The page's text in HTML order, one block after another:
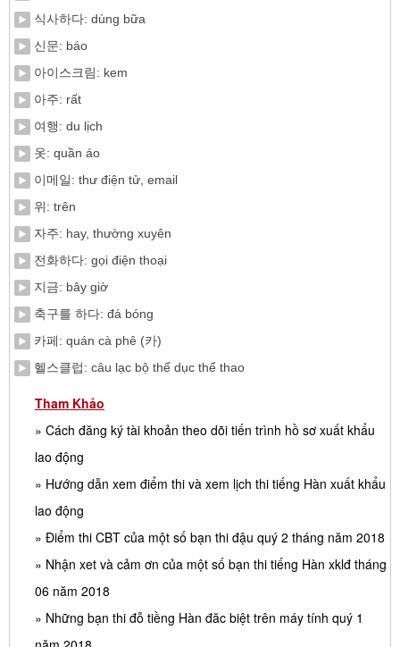
식사하다: dùng bữa
신문: báo
아이스크림: kem
아주: rất
여행: du lịch
옷: quần áo
이메일: thư điện tử, email
위: trên
자주: hay, thường xuyên
전화하다: gọi điện thoại
지금: bây giờ
축구를 하다: đá bóng
카페: quán cà phê (카)
헬스클럽: câu lạc bộ thể dục thể thao
Tham Khảo
» Cách đăng ký tài khoản theo dõi tiến trình hồ sơ xuất khẩu
lao động
» Hướng dẫn xem điểm thi và xem lịch thi tiếng Hàn xuất khẩu
lao động
» Điểm thi CBT của một số bạn thi đậu quý 2 tháng năm 2018
» Nhận xet và cảm ơn của một số bạn thi tiếng Hàn xklđ tháng
06 năm 2018
» Những bạn thi đỗ tiềng Hàn đăc biệt trên máy tính quý 1